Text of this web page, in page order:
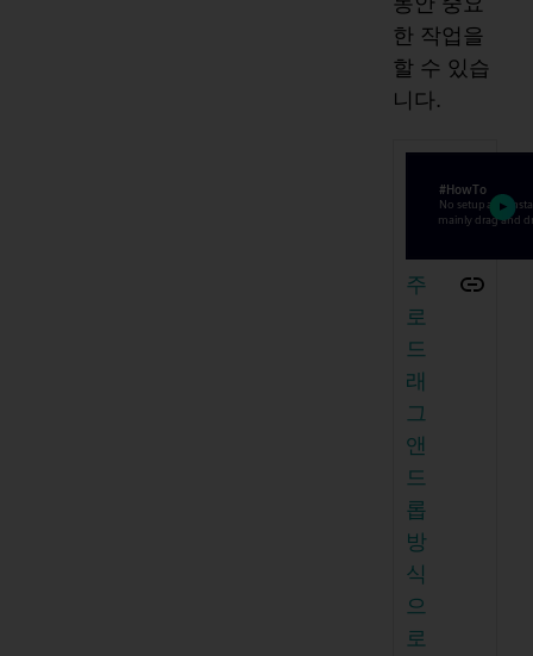
한 작업을
할 수 있습
니다.
주
로
드
래
그
앤
드
롭
방
식
으
로